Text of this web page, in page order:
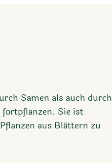
Samen als auch durch
Sie ist
aus Blättern zu